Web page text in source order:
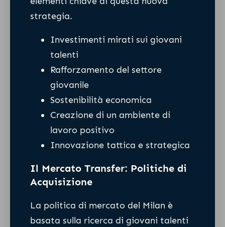
strategia.
Investimenti mirati sui giovani
talenti
Rafforzamento del settore
giovanile
Sostenibilità economica
Creazione di un ambiente di
lavoro positivo
Innovazione tattica e strategica
Il Mercato Transfer: Politiche di
Acquisizione
La politica di mercato del Milan è
basata sulla ricerca di giovani talenti